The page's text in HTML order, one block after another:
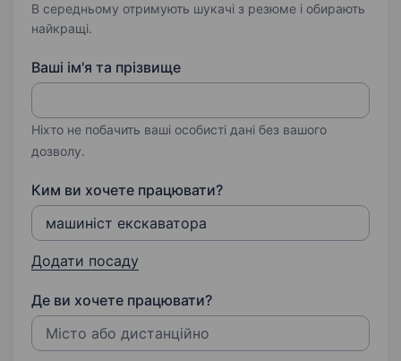
В середньому отримують шукачі з резюме і обирають
найкращі.
Ваші ім'я та прізвище
Ніхто не побачить ваші особисті дані без вашого
дозволу.
Ким ви хочете працювати?
Додати посаду
Де ви хочете працювати?